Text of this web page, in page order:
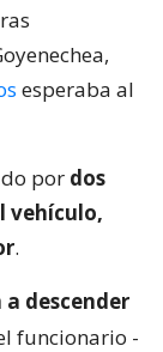
esperaba al
por dos
vehículo,
.
descender
funcionario -